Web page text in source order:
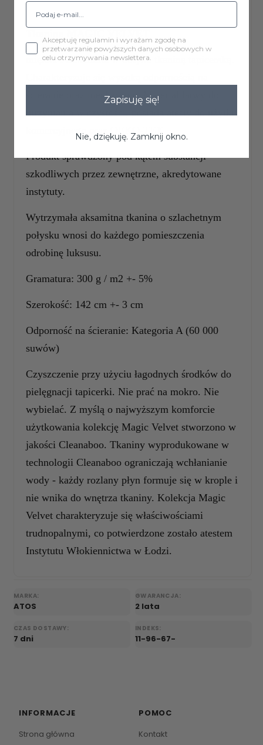
miękka i aksamitna w dotyku tkaniną tapicerską.
ścieranie oraz mechacenie. Materiał łatwy do
Produkt sprawdzony pod kątem substancji
szkodliwych przez zewnętrzne, akredytowane
instytuty.
Wytrzymała aksamitna tkanina o szlachetnym
połysku wnosi do każdego pomieszczenia
odrobinę luksusu.
Gramatura: 300 g / m2 +- 5%
Szerokość: 142 cm +- 3 cm
Odporność na ścieranie: Kategoria A (60 000
suwów)
Czyszczenie przy użyciu łagodnych środków do
pielęgnacji tapicerki. Nie prać na mokro. Nie
wybielać. Z myślą o najwyższym komforcie
użytkowania kolekcję Magic Velvet stworzono w
jakości Cleanaboo. Tkaniny wyprodukowane w
technologii Cleanaboo ograniczają wchłanianie
wody - każdy rozlany płyn formuje się w krople i
nie wnika do wnętrza tkaniny. Kolekcja Magic
Velvet charakteryzuje się właściwościami
trudnopalnymi, co potwierdzone zostało atestem
Instytutu Włokiennictwa w Łodzi.
MARKA:
ATOS
GWARANCJA:
2 lata
CZAS DOSTAWY:
7 dni
INDEKS:
11-96-67-
INFORMACJE
Strona główna
POMOC
Kontakt
Akceptuję regulamin i wyrażam zgodę na
przetwarzanie powyższych danych osobowych w
celu otrzymywania newslettera.
Zapisuję się!
Nie, dziękuję. Zamknij okno.